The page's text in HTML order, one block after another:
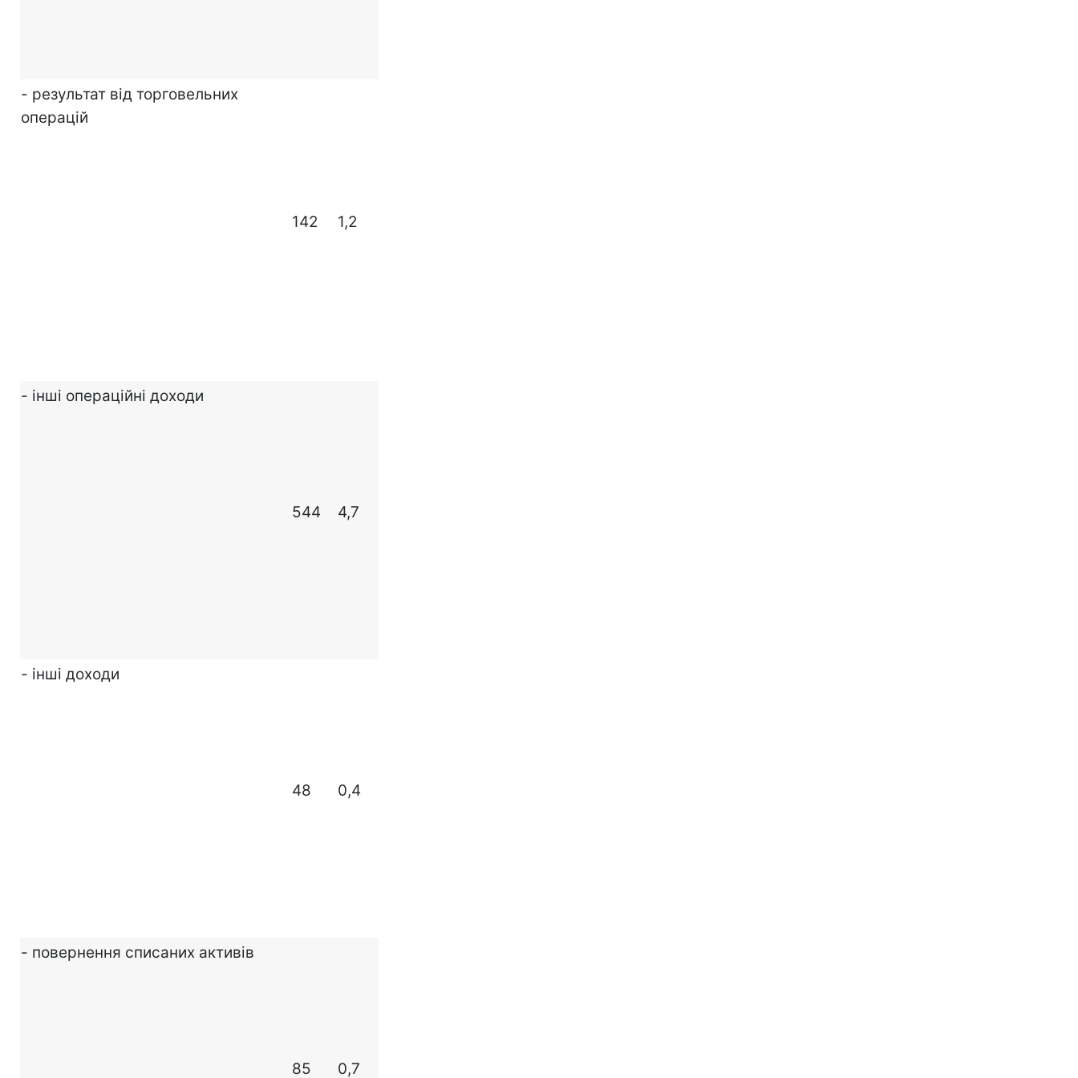
- результат від торговельних
операцій
142 1,2
- інші операційні доходи
544 4,7
- інші доходи
48 0,4
- повернення списаних активів
85 0,7